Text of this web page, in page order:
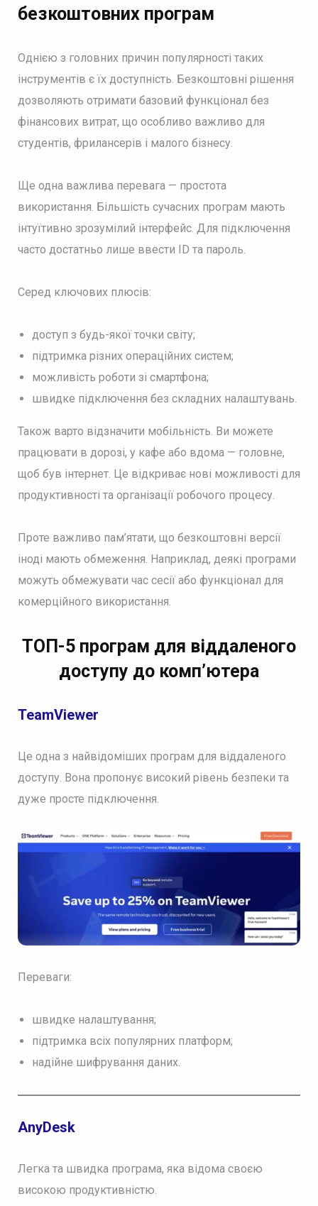
безкоштовних програм
Однією з головних причин популярності таких
інструментів є їх доступність. Безкоштовні рішення
дозволяють отримати базовий функціонал без
фінансових витрат, що особливо важливо для
студентів, фрилансерів і малого бізнесу.
Ще одна важлива перевага — простота
використання. Більшість сучасних програм мають
інтуїтивно зрозумілий інтерфейс. Для підключення
часто достатньо лише ввести ID та пароль.
Серед ключових плюсів:
доступ з будь-якої точки світу;
підтримка різних операційних систем;
можливість роботи зі смартфона;
швидке підключення без складних налаштувань.
Також варто відзначити мобільність. Ви можете
працювати в дорозі, у кафе або вдома — головне,
щоб був інтернет. Це відкриває нові можливості для
продуктивності та організації робочого процесу.
Проте важливо пам’ятати, що безкоштовні версії
іноді мають обмеження. Наприклад, деякі програми
можуть обмежувати час сесії або функціонал для
комерційного використання.
ТОП-5 програм для віддаленого
доступу до комп’ютера
TeamViewer
Це одна з найвідоміших програм для віддаленого
доступу. Вона пропонує високий рівень безпеки та
дуже просте підключення.
Переваги:
швидке налаштування;
підтримка всіх популярних платформ;
надійне шифрування даних.
AnyDesk
Легка та швидка програма, яка відома своєю
високою продуктивністю.